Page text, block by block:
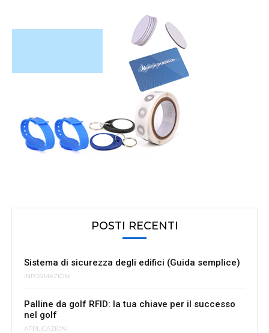
POSTI RECENTI
Sistema di sicurezza degli edifici (Guida semplice)
INFORMAZIONI
Palline da golf RFID: la tua chiave per il successo
nel golf
APPLICAZIONI